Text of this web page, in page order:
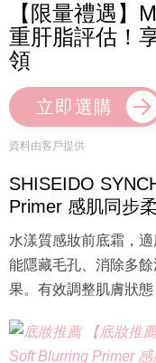
【限量禮遇】
重肝脂評估！
領
立即選購
資料由客戶提供
SHISEIDO
Primer 感肌同步
水漾質感妝前底霜，
能隱藏毛孔、消除多
果。有效調整肌膚狀態